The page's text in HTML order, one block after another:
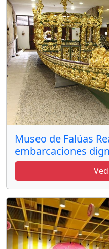
Museo de Falúas
embarcaciones